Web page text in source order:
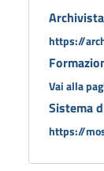
Archivista
https://
Vai alla
Sistema
https://